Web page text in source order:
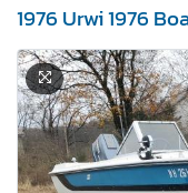
1976 Urwi 1976